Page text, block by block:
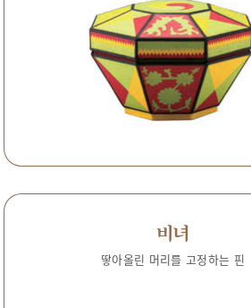
비녀
땋아올린 머리를 고정하는 핀